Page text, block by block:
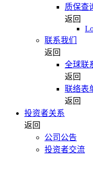
质保查
返回
联系我们
返回
全球联
返回
联络表
返回
投资者关系
返回
公司公告
投资者交流